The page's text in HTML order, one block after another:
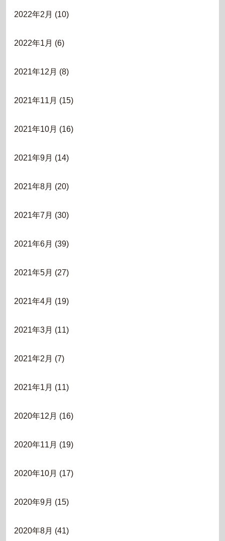
2022年2月 (10)
2022年1月 (6)
2021年12月 (8)
2021年11月 (15)
2021年10月 (16)
2021年9月 (14)
2021年8月 (20)
2021年7月 (30)
2021年6月 (39)
2021年5月 (27)
2021年4月 (19)
2021年3月 (11)
2021年2月 (7)
2021年1月 (11)
2020年12月 (16)
2020年11月 (19)
2020年10月 (17)
2020年9月 (15)
2020年8月 (41)